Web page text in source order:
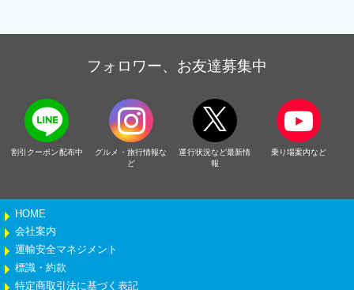
フォロワー、お友達募集中
割引クーポン配布中
グルメ・旅行情報な
ど
運行状況など最新情
報
乗り場案内など
HOME
会社案内
運輸安全マネジメント
標識・約款
特定商取引法に基づく表記